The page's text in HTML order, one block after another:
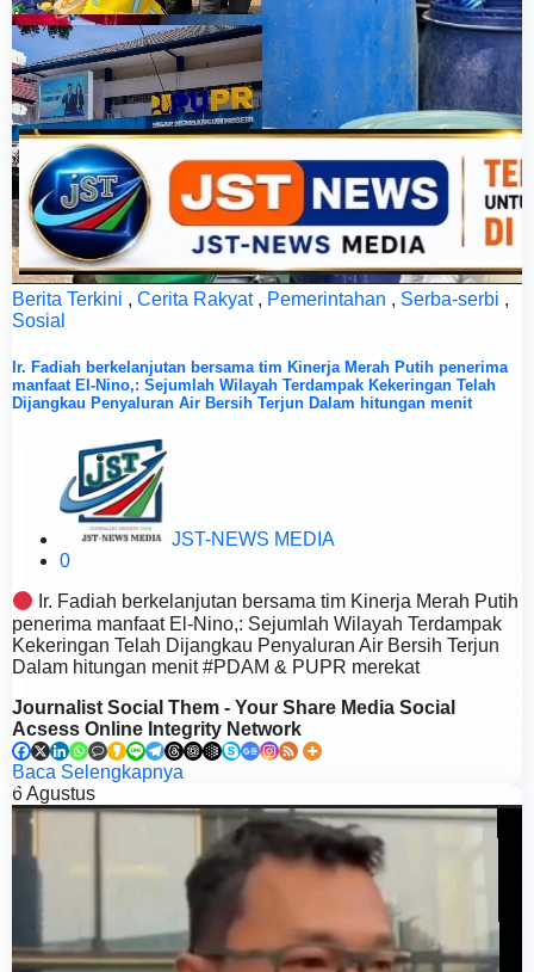
Berita Terkini , Cerita Rakyat, Pemerintahan , Serba-serbi ,
Sosial
Ir. Fadiah berkelanjutan bersama tim Kinerja Merah Putih penerima
manfaat El-Nino,: Sejumlah Wilayah Terdampak Kekeringan Telah
Dijangkau Penyaluran Air Bersih Terjun Dalam hitungan menit
JST-NEWS MEDIA
0
Ir. Fadiah berkelanjutan bersama tim Kinerja Merah Putih
penerima manfaat El-Nino,: Sejumlah Wilayah Terdampak
Kekeringan Telah Dijangkau Penyaluran Air Bersih Terjun
Dalam hitungan menit #PDAM & PUPR merekat
Journalist Social Them - Your Share Media Social
Acsess Online Integrity Network
Baca Selengkapnya
6Agustus